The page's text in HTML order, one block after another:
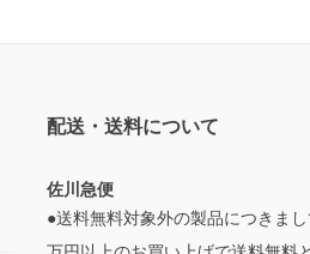
配送・送料について
佐川急便
●送料無料対象外の製品につきまし